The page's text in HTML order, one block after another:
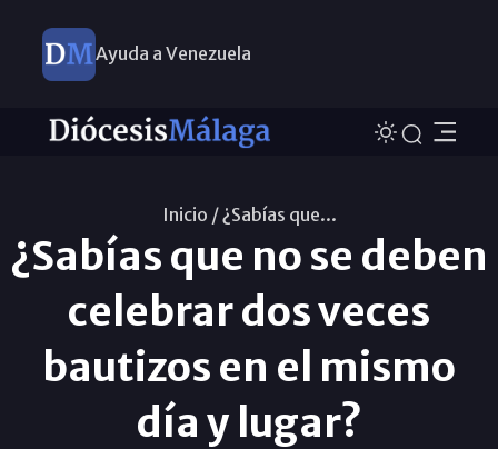
Ayuda a Venezuela
Inicio /¿Sabías que...
¿Sabías que no se deben
celebrar dos veces
bautizos en el mismo
día y lugar?